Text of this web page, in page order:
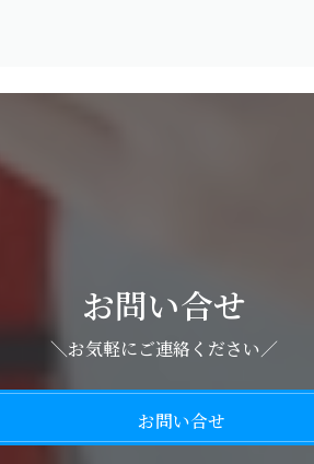
お問い合せ
＼お気軽にご連絡ください／
お問い合せ